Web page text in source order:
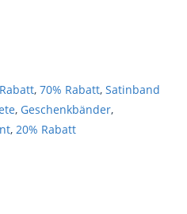
, 70% Rabatt, Satinband
, Geschenkbänder,
, 20% Rabatt